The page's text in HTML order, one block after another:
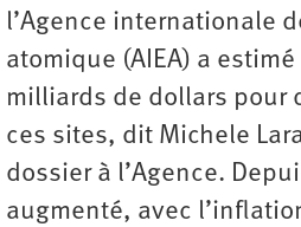
l’Agence internationale
atomique (AIEA) a
milliards de dollars pour
ces sites, dit Michele
dossier à l’Agence.
augmenté, avec